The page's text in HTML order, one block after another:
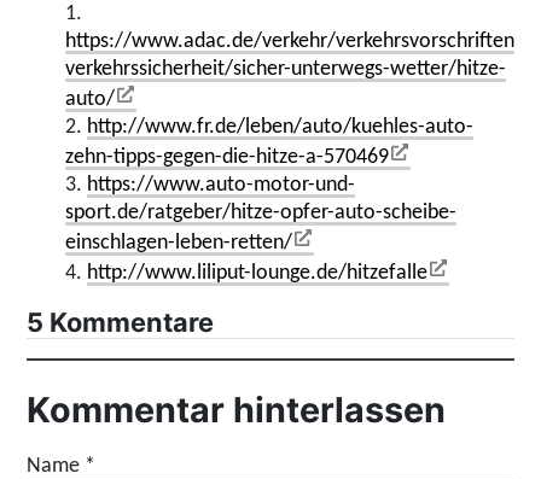
1.
https://www.adac.de/verkehr/verkehrsvorschriften-
verkehrssicherheit/sicher-unterwegs-wetter/hitze-
auto/
2. http://www.fr.de/leben/auto/kuehles-auto-
zehn-tipps-gegen-die-hitze-a-570469
3. https://www.auto-motor-und-
sport.de/ratgeber/hitze-opfer-auto-scheibe-
einschlagen-leben-retten/
4. http://www.liliput-lounge.de/hitzefalle
5 Kommentare
Kommentar hinterlassen
Name *